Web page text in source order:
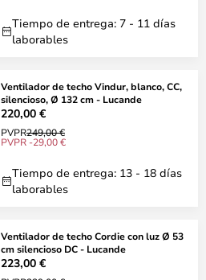
Tiempo de entrega: 7 - 11 días
laborables
Ventilador de techo Vindur, blanco, CC,
silencioso, Ø 132 cm - Lucande
220,00 €
PVPR249,00 €
PVPR -29,00 €
Tiempo de entrega: 13 - 18 días
laborables
Ventilador de techo Cordie con luz Ø 53
cm silencioso DC - Lucande
223,00 €